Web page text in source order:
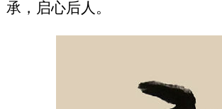
承，启心后人。